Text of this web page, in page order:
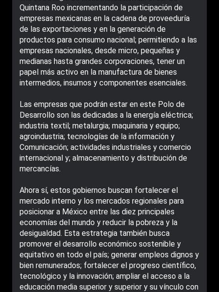
Quintana Roo incrementando la participación de
empresas mexicanas en la cadena de proveeduría
de las exportaciones y en la generación de
productos para consumo nacional; permitiendo a las
empresas nacionales, desde micro, pequeñas y
medianas hasta grandes corporaciones, tener un
papel más activo en la manufactura de bienes
intermedios, insumos y componentes esenciales.
Las empresas que podrán estar en este Polo de
Desarrollo son las dedicadas a la energía eléctrica;
industria textil; metalurgia; maquinaria y equipo;
agroindustria; tecnologías de la información y
Comunicación; actividades industriales y comercio
internacional y; almacenamiento y distribución de
mercancías.
Ahora sí, estos gobiernos buscan fortalecer el
mercado interno y los mercados regionales para
posicionar a México entre las diez principales
economías del mundo y reducir la pobreza y la
desigualdad. Esta estrategia también busca
promover el desarrollo económico sostenible y
equitativo en todo el país; generar empleos dignos y
bien remunerados; fortalecer el progreso científico,
tecnológico y la innovación; ampliar el acceso a la
educación media superior y superior y su vínculo con